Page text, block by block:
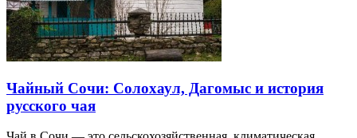
Чайный Сочи: Солохаул, Дагомыс и история
русского чая